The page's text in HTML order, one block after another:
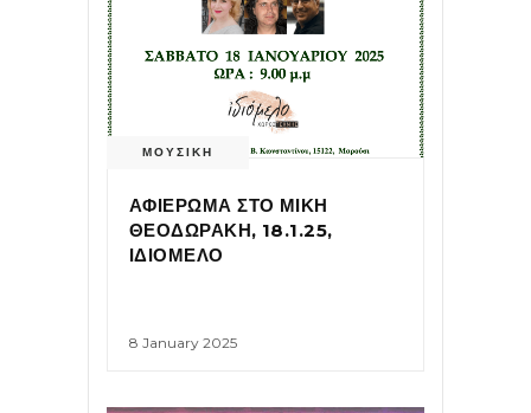
ΜΟΥΣΙΚΗ
ΑΦΙΕΡΩΜΑ ΣΤΟ ΜΙΚΗ
ΘΕΟΔΩΡΑΚΗ, 18.1.25,
ΙΔΙΟΜΕΛΟ
8 January 2025